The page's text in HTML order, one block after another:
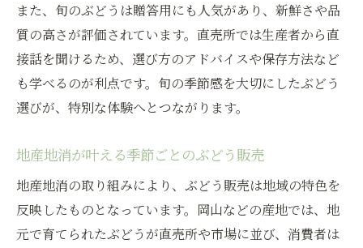
また、旬のぶどうは贈答用にも人気があり、新鮮さや品
質の高さが評価されています。直売所では生産者から直
接話を聞けるため、選び方のアドバイスや保存方法など
も学べるのが利点です。旬の季節感を大切にしたぶどう
選びが、特別な体験へとつながります。
地産地消が叶える季節ごとのぶどう販売
地産地消の取り組みにより、ぶどう販売は地域の特色を
反映したものとなっています。岡山などの産地では、地
元で育てられたぶどうが直売所や市場に並び、消費者は